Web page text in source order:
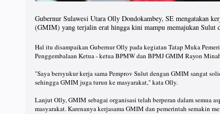
Gubernur Sulawesi Utara Olly Dondokambey, SE mengatakan
(GMIM) yang terjalin erat hingga kini mampu memajukan Sulut
Hal itu disampaikan Gubernur Olly pada kegiatan Tatap Muka
Penggembalaan Ketua - ketua BPMW dan BPMJ GMIM Rayon
"Saya bersyukur kerja sama Pemprov Sulut dengan GMIM sangat
sehingga GMIM juga turun ke masyarakat," kata Olly.
Lanjut Olly, GMIM sebagai organisasi telah berperan dalam semua
masyarakat. Karenanya kerjasama GMIM dan pemerintah semakin